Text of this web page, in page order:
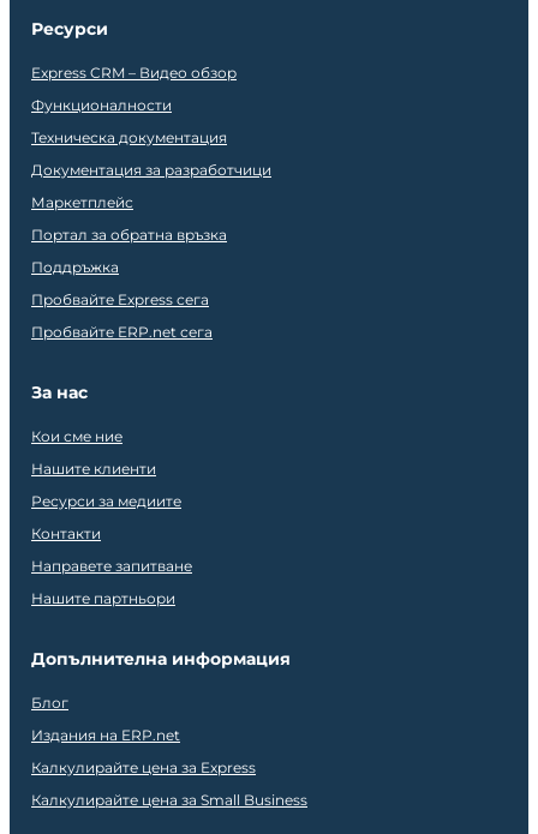
Ресурси
Express CRM – Видео обзор
Функционалности
Техническа документация
Документация за разработчици
Маркетплейс
Портал за обратна връзка
Поддръжка
Пробвайте Express сега
Пробвайте ERP.net сега
За нас
Кои сме ние
Нашите клиенти
Ресурси за медиите
Контакти
Направете запитване
Нашите партньори
Допълнителна информация
Блог
Издания на ERP.net
Калкулирайте цена за Express
Калкулирайте цена за Small Business